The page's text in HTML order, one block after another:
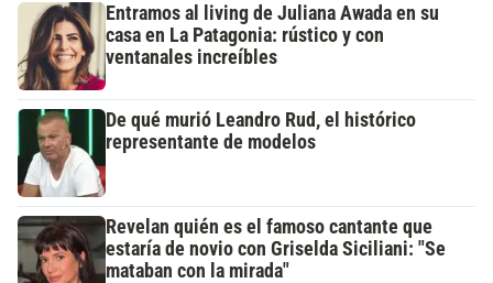
Entramos al living de Juliana Awada en su
casa en La Patagonia: rústico y con
ventanales increíbles
De qué murió Leandro Rud, el histórico
representante de modelos
Revelan quién es el famoso cantante que
estaría de novio con Griselda Siciliani: "Se
mataban con la mirada"